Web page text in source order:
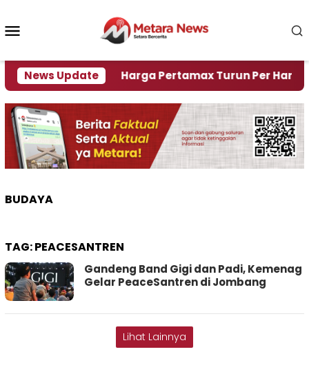
konten
News Update
Krisi Air Harga Pertamax Turun Per Hari Ini,
BUDAYA
TAG:PEACESANTREN
Gandeng Band Gigi dan Padi, Kemenag
Gelar PeaceSantren di Jombang
Lihat Lainnya